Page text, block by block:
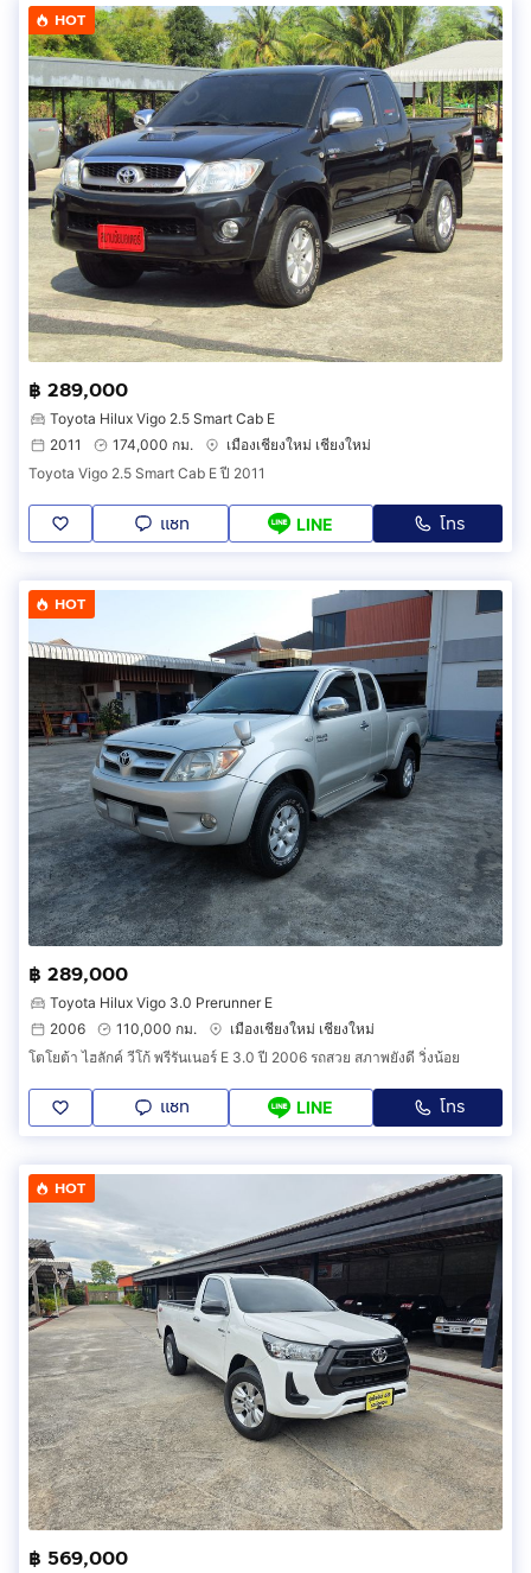
HOT
฿ 289,000
Toyota Hilux Vigo 2.5 Smart Cab E
2011
174,000 กม.
เมืองเชียงใหม่ เชียงใหม่
Toyota Vigo 2.5 Smart Cab E ปี 2011
แชท LINE โทร
HOT
฿ 289,000
Toyota Hilux Vigo 3.0 Prerunner E
2006
110,000 กม.
เมืองเชียงใหม่ เชียงใหม่
โตโยต้า ไฮลักค์ วีโก้ พรีรันเนอร์ E 3.0 ปี 2006 รถสวย สภาพยังดี วิ่งน้อย
แชท LINE โทร
HOT
฿ 569,000